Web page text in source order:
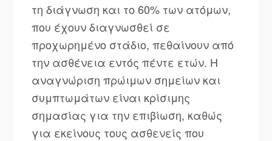
τη διάγνωση και το 60% των ατόμων,
που έχουν διαγνωσθεί σε
προχωρημένο στάδιο, πεθαίνουν από
την ασθένεια εντός πέντε ετών. Η
αναγνώριση πρώιμων σημείων και
συμπτωμάτων είναι κρίσιμης
σημασίας για την επιβίωση, καθώς
για εκείνους τους ασθενείς που